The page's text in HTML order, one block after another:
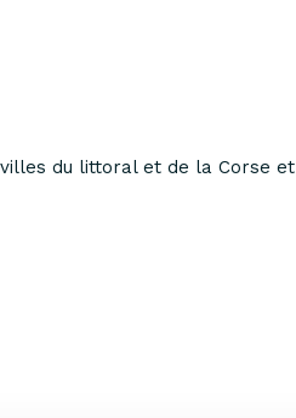
du littoral et de la Corse et